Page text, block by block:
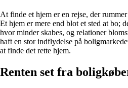
At finde et hjem er en rejse, der
Et hjem er mere end blot et sted at bo;
hvor minder skabes, og relationer
haft en stor indflydelse på
at finde det rette hjem.
Renten set fra